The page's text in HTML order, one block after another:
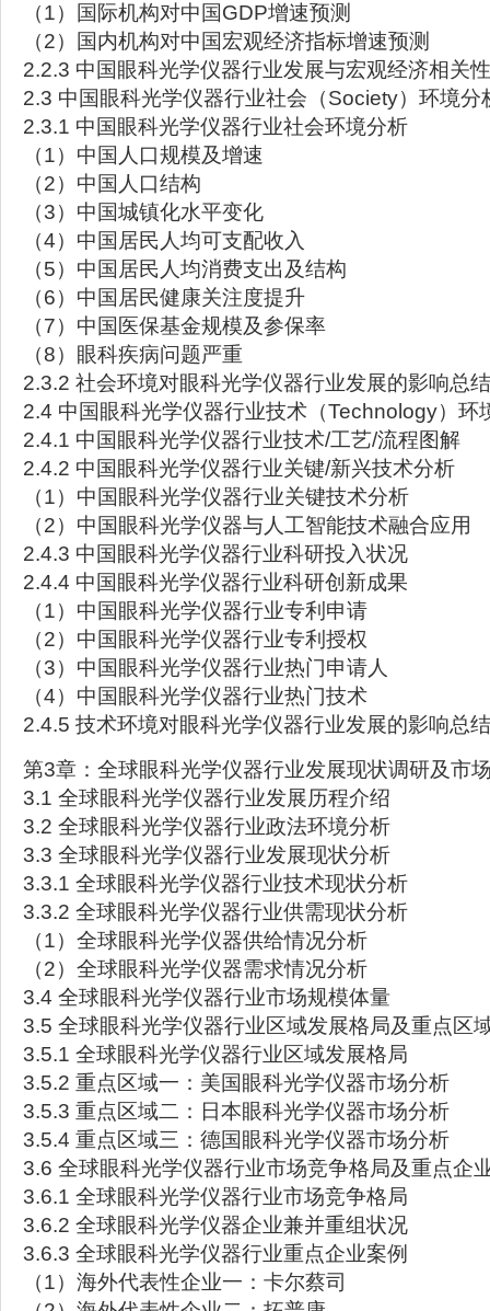
（1）国际机构对中国GDP增速预测
（2）国内机构对中国宏观经济指标增速预测
2.2.3 中国眼科光学仪器行业发展与宏观经济相关
2.3 中国眼科光学仪器行业社会（Society）环境分
2.3.1 中国眼科光学仪器行业社会环境分析
（1）中国人口规模及增速
（2）中国人口结构
（3）中国城镇化水平变化
（4）中国居民人均可支配收入
（5）中国居民人均消费支出及结构
（6）中国居民健康关注度提升
（7）中国医保基金规模及参保率
（8）眼科疾病问题严重
2.3.2 社会环境对眼科光学仪器行业发展的影响总结
2.4 中国眼科光学仪器行业技术（Technology）环
2.4.1 中国眼科光学仪器行业技术/工艺/流程图解
2.4.2 中国眼科光学仪器行业关键/新兴技术分析
（1）中国眼科光学仪器行业关键技术分析
（2）中国眼科光学仪器与人工智能技术融合应用
2.4.3 中国眼科光学仪器行业科研投入状况
2.4.4 中国眼科光学仪器行业科研创新成果
（1）中国眼科光学仪器行业专利申请
（2）中国眼科光学仪器行业专利授权
（3）中国眼科光学仪器行业热门申请人
（4）中国眼科光学仪器行业热门技术
2.4.5 技术环境对眼科光学仪器行业发展的影响总结
第3章：全球眼科光学仪器行业发展现状调研及市
3.1 全球眼科光学仪器行业发展历程介绍
3.2 全球眼科光学仪器行业政法环境分析
3.3 全球眼科光学仪器行业发展现状分析
3.3.1 全球眼科光学仪器行业技术现状分析
3.3.2 全球眼科光学仪器行业供需现状分析
（1）全球眼科光学仪器供给情况分析
（2）全球眼科光学仪器需求情况分析
3.4 全球眼科光学仪器行业市场规模体量
3.5 全球眼科光学仪器行业区域发展格局及重点区
3.5.1 全球眼科光学仪器行业区域发展格局
3.5.2 重点区域一：美国眼科光学仪器市场分析
3.5.3 重点区域二：日本眼科光学仪器市场分析
3.5.4 重点区域三：德国眼科光学仪器市场分析
3.6 全球眼科光学仪器行业市场竞争格局及重点企
3.6.1 全球眼科光学仪器行业市场竞争格局
3.6.2 全球眼科光学仪器企业兼并重组状况
3.6.3 全球眼科光学仪器行业重点企业案例
（1）海外代表性企业一：卡尔蔡司